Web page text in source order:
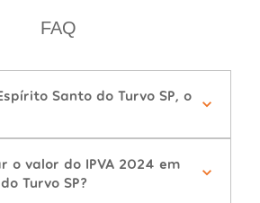
FAQ
Santo do Turvo SP, o
o valor do IPVA 2024 em
Turvo SP?